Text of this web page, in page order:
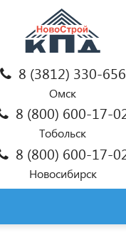
8 (3812) 330-656
Омск
8 (800) 600-17-
Тобольск
8 (800) 600-17-
Новосибирск